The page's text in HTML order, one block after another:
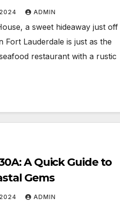
ADMIN
a sweet hideaway just off
Fort Lauderdale is just as the
restaurant with a rustic
A Quick Guide to
Gems
ADMIN